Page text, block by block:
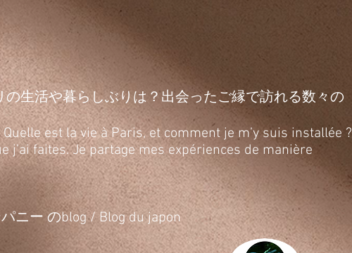
生活や暮らしぶりは？出会ったご縁で訪れる数々の
est la vie à Paris, et comment je m’y suis installée ?
j’ai faites. Je partage mes expériences de manière
ニー のblog / Blog du japon